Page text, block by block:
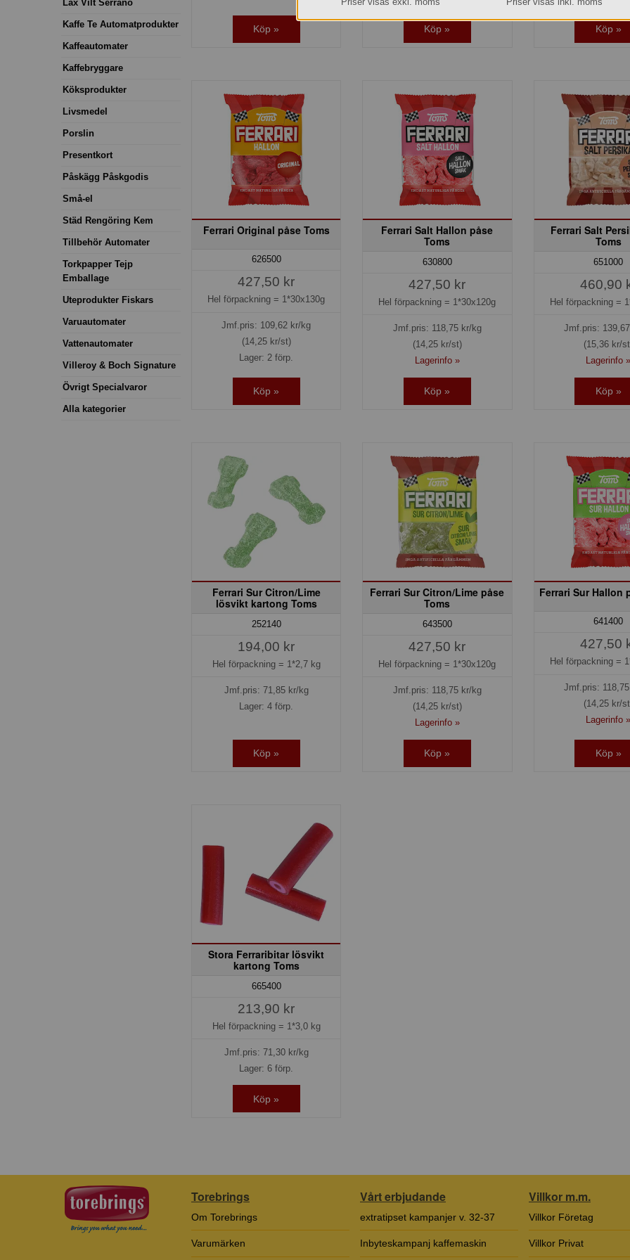
Lax Vilt Serrano
Kaffe Te Automatprodukter
Kaffeautomater
Kaffebryggare
Köksprodukter
Livsmedel
Porslin
Presentkort
Påskägg Påskgodis
Små-el
Städ Rengöring Kem
Tillbehör Automater
Torkpapper Tejp
Emballage
Uteprodukter Fiskars
Varuautomater
Vattenautomater
Villeroy & Boch Signature
Övrigt Specialvaror
Alla kategorier
Köp » Köp » Köp »
Ferrari Original påse Toms
626500
427,50 kr
Hel förpackning = 1*30x130g
Jmf.pris: 109,62 kr/kg
(14,25 kr/st)
Lager: 2 förp.
Köp »
Ferrari Salt Hallon påse
Toms
630800
427,50 kr
Hel förpackning = 1*30x120g
Jmf.pris: 118,75kr/kg
(14,25 kr/st)
Lagerinfo »
Köp »
Ferrari Salt
Toms
651000
460,90
Hel förpackning =
Jmf.pris: 139,67
(15,36 kr/
Lagerinfo »
Köp »
Ferrari Sur Citron/Lime
lösvikt kartong Toms
252140
194,00 kr
Hel förpackning = 1*2,7 kg
Jmf.pris: 71,85kr/kg
Lager: 4 förp.
Köp »
Ferrari Sur Citron/Lime påse
Toms
643500
427,50 kr
Hel förpackning = 1*30x120g
Jmf.pris: 118,75kr/kg
(14,25 kr/st)
Lagerinfo »
Köp »
Ferrari Sur Hallon
641400
427,50
Hel förpackning =
Jmf.pris: 118,75
(14,25 kr/
Lagerinfo »
Köp »
Stora Ferraribitar lösvikt
kartong Toms
665400
213,90 kr
Hel förpackning = 1*3,0 kg
Jmf.pris: 71,30kr/kg
Lager: 6 förp.
Köp »
Torebrings
Om Torebrings
Varumärken
Vårt erbjudande
extratipset kampanjer v. 32-37
Inbyteskampanj kaffemaskin
Villkor m.m.
Villkor Företag
Villkor Privat